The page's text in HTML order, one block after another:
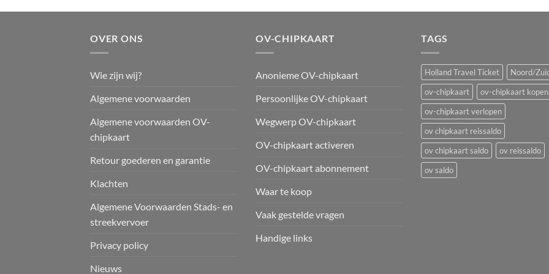
OVER ONS
Wie zijn wij?
Algemene voorwaarden
Algemene voorwaarden OV-
chipkaart
Retour goederen en garantie
Klachten
Algemene Voorwaarden Stads- en
streekvervoer
Privacy policy
Nieuws
OV-CHIPKAART
Anonieme OV-chipkaart
Persoonlijke OV-chipkaart
Wegwerp OV-chipkaart
OV-chipkaart activeren
OV-chipkaart abonnement
Waar te koop
Vaak gestelde vragen
Handige links
TAGS
Holland Travel Ticket
Noord/
ov-chipkaart
ov-chipkaart kopen
ov-chipkaart verlopen
ov chipkaart reissaldo
ov chipkaart saldo
ov reissaldo
ov saldo